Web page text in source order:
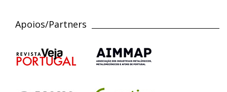
Apoios/Partners